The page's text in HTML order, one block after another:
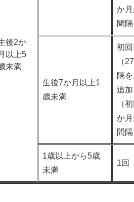
後2か
以上5
未満
か
間
生後7か月以上1
歳未満
初回
（
隔
追加
（
か
間隔
1歳以上から5歳
未満
1回